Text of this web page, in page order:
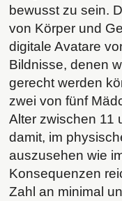
bewusst zu sein.
von Körper und
digitale Avatare
Bildnisse, denen
gerecht werden
zwei von fünf
Alter zwischen 11
damit, im
auszusehen wie
Konsequenzen
Zahl an minimal